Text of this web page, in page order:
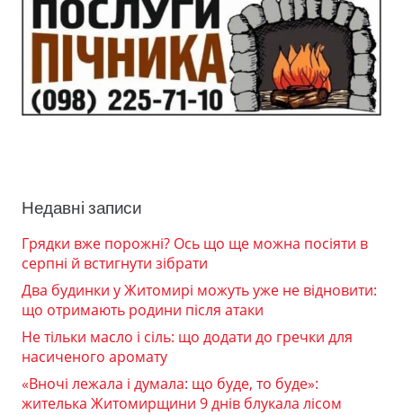
Недавні записи
Грядки вже порожні? Ось що ще можна посіяти в
серпні й встигнути зібрати
Два будинки у Житомирі можуть уже не відновити:
що отримають родини після атаки
Не тільки масло і сіль: що додати до гречки для
насиченого аромату
«Вночі лежала і думала: що буде, то буде»:
жителька Житомирщини 9 днів блукала лісом